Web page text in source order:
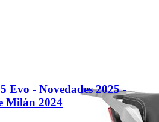
Evo - Novedades 2025 -
Milán 2024